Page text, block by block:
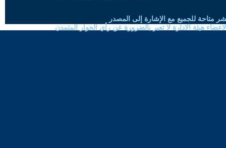
متاحة للجميع مع الإشارة إلى المصدر
هيئة الادارة لا تعبر بالضرورة عن رأي الحوار المتمدن